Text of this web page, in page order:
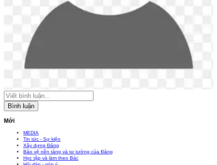
Bình luận
Mới
MEDIA
Tin tức - Sự kiện
Xây dựng Đảng
Bảo vệ nền tảng và tư tưởng của Đảng
Học tập và làm theo Bác